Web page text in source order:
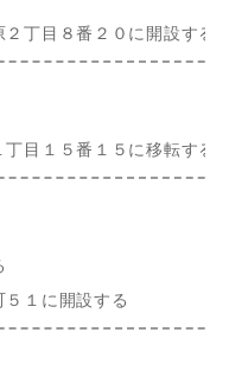
丁目８番２０に開設する
目１５番１５に移転する
１に開設する